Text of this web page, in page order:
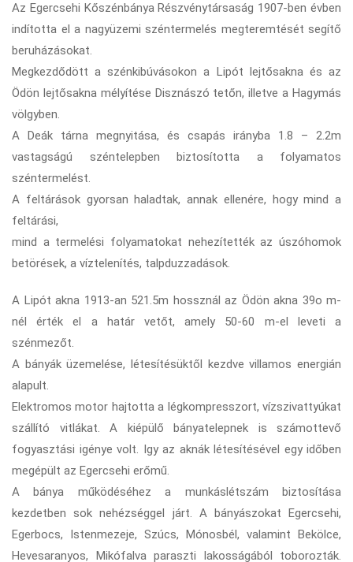
Az Egercsehi Kőszénbánya Részvénytársaság 1907-ben évben
indította el a nagyüzemi széntermelés megteremtését segítő
beruházásokat.
Megkezdődött a szénkibúvásokon a Lipót lejtősakna és az
Ödön lejtősakna mélyítése Disznászó tetőn, illetve a Hagymás
völgyben.
A Deák tárna megnyitása, és csapás irányba 1.8 – 2.2m
vastagságú széntelepben biztosította a folyamatos
széntermelést.
A feltárások gyorsan haladtak, annak ellenére, hogy mind a
feltárási,
mind a termelési folyamatokat nehezítették az úszóhomok
betörések, a víztelenítés, talpduzzadások.
A Lipót akna 1913-an 521.5m hossznál az Ödön akna 39o m-
nél érték el a határ vetőt, amely 50-60 m-el leveti a
szénmezőt.
A bányák üzemelése, létesítésüktől kezdve villamos energián
alapult.
Elektromos motor hajtotta a légkompresszort, vízszivattyúkat
szállító vitlákat. A kiépülő bányatelepnek is számottevő
fogyasztási igénye volt. Igy az aknák létesítésével egy időben
megépült az Egercsehi erőmű.
A bánya működéséhez a munkáslétszám biztosítása
kezdetben sok nehézséggel járt. A bányászokat Egercsehi,
Egerbocs, Istenmezeje, Szúcs, Mónosbél, valamint Bekölce,
Hevesaranyos, Mikófalva paraszti lakosságából toborozták.